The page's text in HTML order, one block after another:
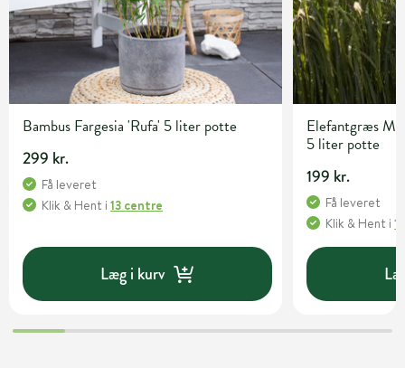
Bambus Fargesia 'Rufa' 5 liter potte
299 kr.
Få leveret
Klik & Hent i 13 centre
Læg i kurv
Elefantgræs
5 liter potte
199 kr.
Få leveret
Klik & Hent i